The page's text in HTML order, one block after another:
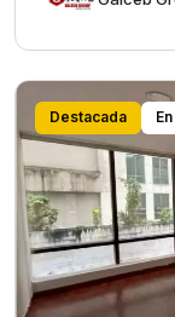
Destacada